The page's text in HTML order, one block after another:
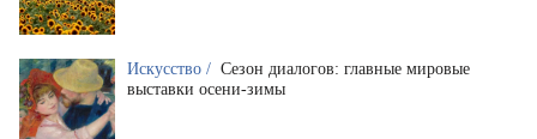
Искусство / Сезон диалогов: главные мировые
выставки осени-зимы